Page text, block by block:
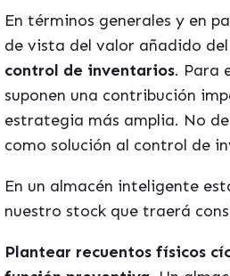
En términos generales y en
de vista del valor añadido
control de inventarios. Para
suponen una contribución
estrategia más amplia. No
como solución al control de
En un almacén inteligente
nuestro stock que traerá
Plantear recuentos físicos